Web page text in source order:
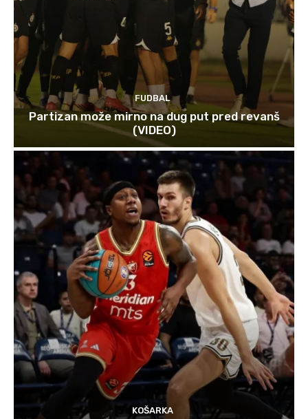
FUDBAL
Partizan može mirno na dug put pred revanš
(VIDEO)
KOŠARKA